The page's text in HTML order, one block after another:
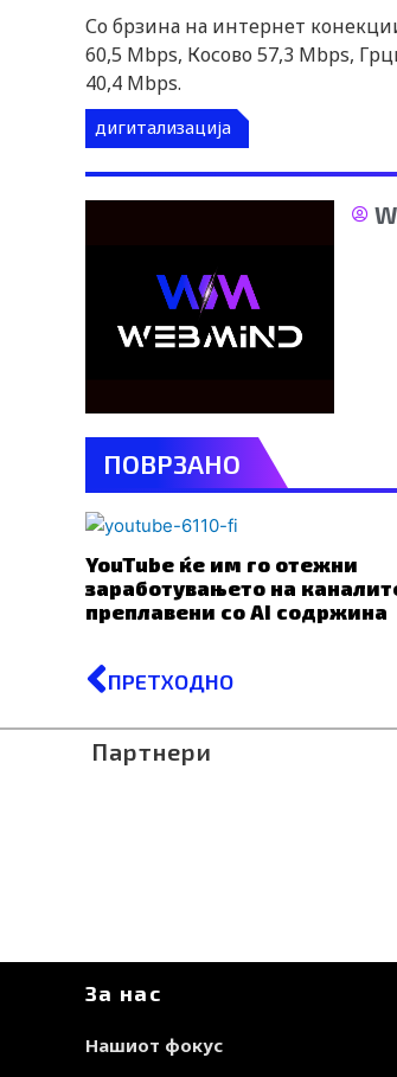
Со брзина на интернет
60,5 Mbps, Косово 57,3 Mbps,
40,4 Mbps.
дигитализација
ПОВРЗАНО
YouTube ќе им го отежни
заработувањето на
преплавени со AI содржина
Prev
ПРЕТХОДНО
Партнери
За нас
Нашиот фокус